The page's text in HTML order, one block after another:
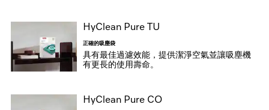
HyClean Pure TU
正確的吸塵袋
具有最佳過濾效能，提供潔淨空氣並讓吸塵機
有更長的使用壽命。
HyClean Pure CO